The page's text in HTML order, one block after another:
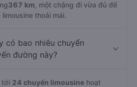
367 km , một chặng đi vừa đủ để
thoải mái.
có bao nhiêu chuyến
đường này?
tới 24 chuyến limousine hoạt